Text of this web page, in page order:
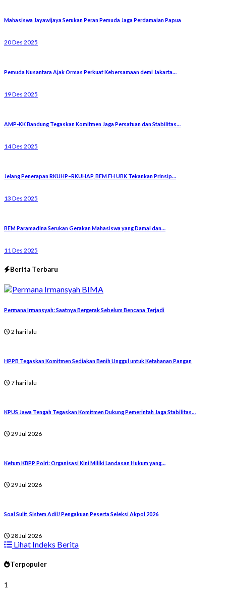
Mahasiswa Jayawijaya Serukan Peran Pemuda Jaga Perdamaian Papua
20 Des 2025
Pemuda Nusantara Ajak Ormas Perkuat Kebersamaan demi Jakarta…
19 Des 2025
AMP-KK Bandung Tegaskan Komitmen Jaga Persatuan dan Stabilitas…
14 Des 2025
Jelang Penerapan RKUHP–RKUHAP, BEM FH UBK Tekankan Prinsip…
13 Des 2025
BEM Paramadina Serukan Gerakan Mahasiswa yang Damai dan…
11 Des 2025
Berita Terbaru
Permana Irmansyah: Saatnya Bergerak Sebelum Bencana Terjadi
2 hari lalu
HPPB Tegaskan Komitmen Sediakan Benih Unggul untuk Ketahanan Pangan
7 hari lalu
KPUS Jawa Tengah Tegaskan Komitmen Dukung Pemerintah Jaga Stabilitas…
29 Jul 2026
Ketum KBPP Polri: Organisasi Kini Miliki Landasan Hukum yang…
29 Jul 2026
Soal Sulit, Sistem Adil! Pengakuan Peserta Seleksi Akpol 2026
28 Jul 2026
Lihat Indeks Berita
Terpopuler
1